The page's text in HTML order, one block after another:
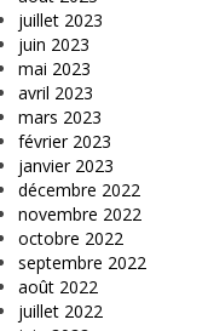
juillet 2023
juin 2023
mai 2023
avril 2023
mars 2023
février 2023
janvier 2023
décembre 2022
novembre 2022
octobre 2022
septembre 2022
août 2022
juillet 2022